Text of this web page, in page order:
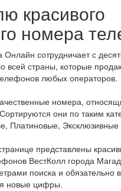
красивого
номера
сотрудничает с
всей страны, которые
любых операторов.
номера,
они по таким
Платиновые,
представлены
ВестКолл города
поиска и обязательно
новые цифры.